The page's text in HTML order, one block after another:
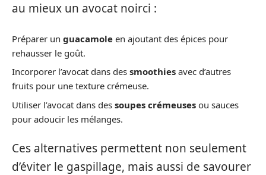
au mieux un avocat noirci :
Préparer un guacamole en ajoutant des épices pour
rehausser le goût.
Incorporer l’avocat dans des smoothies avec d’autres
fruits pour une texture crémeuse.
Utiliser l’avocat dans des soupes crémeuses ou sauces
pour adoucir les mélanges.
Ces alternatives permettent non seulement
d’éviter le gaspillage, mais aussi de savourer